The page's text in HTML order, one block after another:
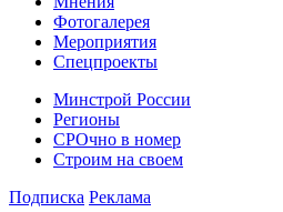
Фотогалерея
Мероприятия
Спецпроекты
Минстрой России
Регионы
СРОчно в номер
Строим на своем
Подписка Реклама